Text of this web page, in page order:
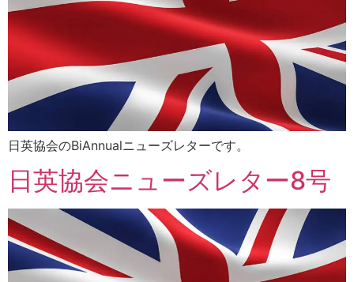
日英協会のBiAnnualニューズレターです。
日英協会ニューズレター8号